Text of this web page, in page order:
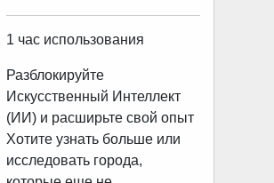
1 час использования
Разблокируйте
Искусственный Интеллект
(ИИ) и расширьте свой опыт
Хотите узнать больше или
исследовать города,